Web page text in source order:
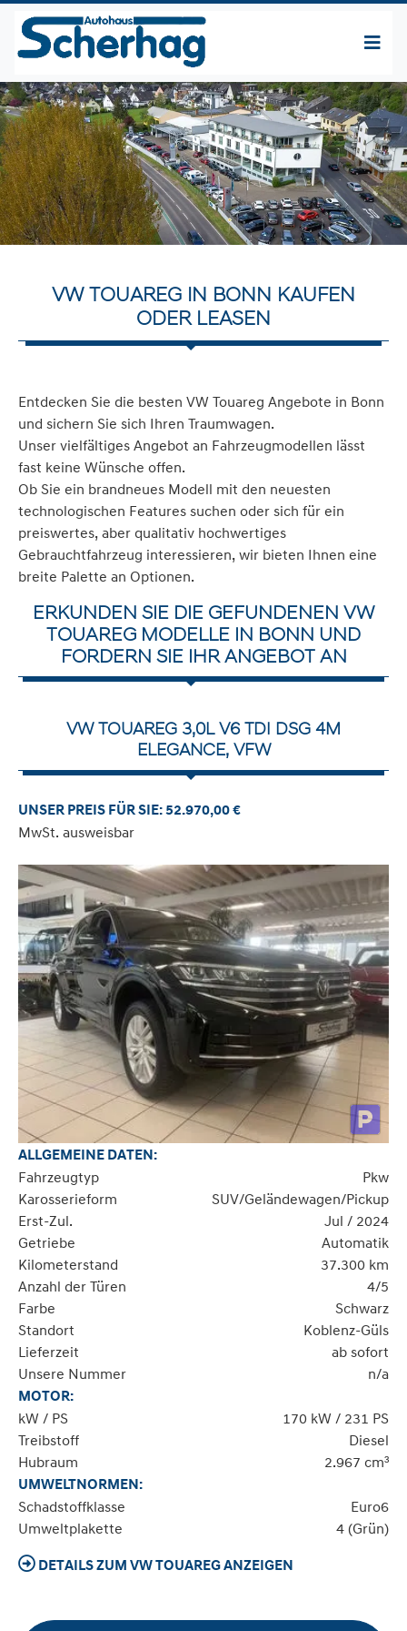
VW TOUAREG IN BONN KAUFEN
ODER LEASEN
Entdecken Sie die besten VW Touareg Angebote in Bonn
und sichern Sie sich Ihren Traumwagen.
Unser vielfältiges Angebot an Fahrzeugmodellen lässt
fast keine Wünsche offen.
Ob Sie ein brandneues Modell mit den neuesten
technologischen Features suchen oder sich für ein
preiswertes, aber qualitativ hochwertiges
Gebrauchtfahrzeug interessieren, wir bieten Ihnen eine
breite Palette an Optionen.
ERKUNDEN SIE DIE GEFUNDENEN VW
TOUAREG MODELLE IN BONN UND
FORDERN SIE IHR ANGEBOT AN
VW TOUAREG 3,0L V6 TDI DSG 4M
ELEGANCE, VFW
UNSER PREIS FÜR SIE: 52.970,00 €
MwSt. ausweisbar
ALLGEMEINE DATEN:
Fahrzeugtyp
Pkw
Karosserieform
SUV/Geländewagen/Pickup
Erst-Zul.
Jul / 2024
Getriebe
Automatik
Kilometerstand
37.300 km
Anzahl der Türen
4/5
Farbe
Schwarz
Standort
Koblenz-Güls
Lieferzeit
ab sofort
Unsere Nummer
n/a
MOTOR:
kW / PS
170 kW / 231 PS
Treibstoff
Diesel
Hubraum
2.967 cm³
UMWELTNORMEN:
Schadstoffklasse
Euro6
Umweltplakette
4 (Grün)
DETAILS ZUM VW TOUAREG ANZEIGEN